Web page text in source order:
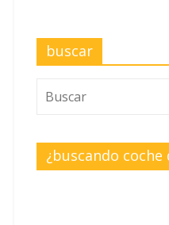
buscar
¿buscando coche